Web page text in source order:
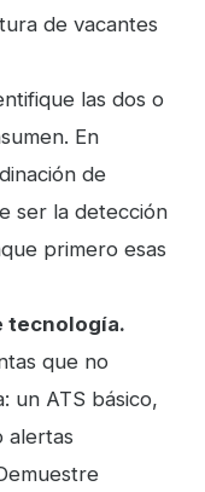
de vacantes
las dos o
En
de
ser la detección
primero esas
tecnología.
que no
un ATS básico,
alertas